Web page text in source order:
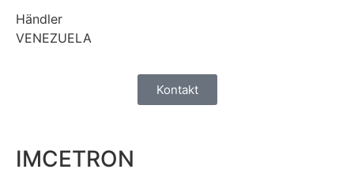
Händler
VENEZUELA
Kontakt
IMCETRON